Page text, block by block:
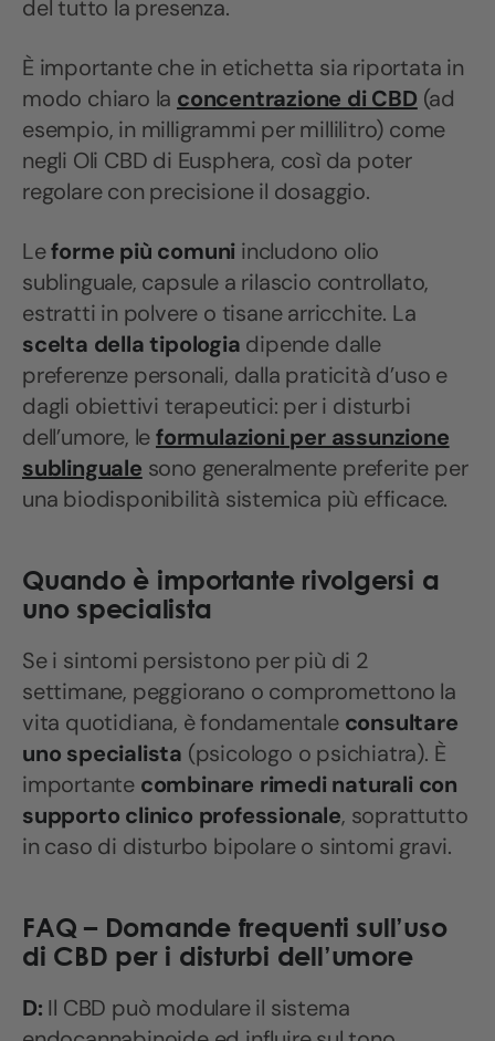
del tutto la presenza.
È importante che in etichetta sia riportata in
modo chiaro la concentrazione di CBD (ad
esempio, in milligrammi per millilitro) come
negli Oli CBD di Eusphera, così da poter
regolare con precisione il dosaggio.
Leforme più comuni includono olio
sublinguale, capsule a rilascio controllato,
estratti in polvere o tisane arricchite. La
scelta della tipologia dipende dalle
preferenze personali, dalla praticità d’uso e
dagli obiettivi terapeutici: per i disturbi
dell’umore, leformulazioni per assunzione
sublinguale sono generalmente preferite per
una biodisponibilità sistemica più efficace.
Quando è importante rivolgersi a
uno specialista
Se i sintomi persistono per più di 2
settimane, peggiorano o compromettono la
vita quotidiana, è fondamentale consultare
uno specialista (psicologo o psichiatra). È
importante combinare rimedi naturali con
supporto clinico professionale, soprattutto
in caso di disturbo bipolare o sintomi gravi.
FAQ – Domande frequenti sull’uso
di CBD per i disturbi dell’umore
D: Il CBD può modulare il sistema